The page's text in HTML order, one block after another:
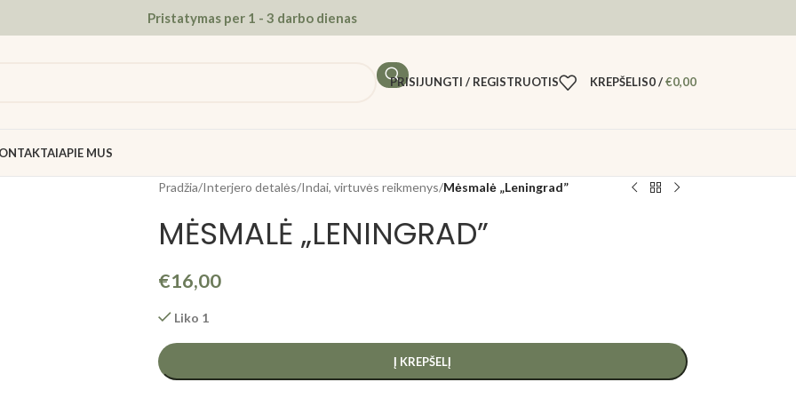
Pristatymas per 1 - 3 darbo dienas
PRISIJUNGTI / REGISTRUOTIS KREPŠELIS0/€0,00
APIE MUS
Pradžia/Interjero detalės/Indai, virtuvės reikmenys/Mėsmalė „Leningrad”
MĖSMALĖ „LENINGRAD”
€16,00
Liko 1
Į KREPŠELĮ